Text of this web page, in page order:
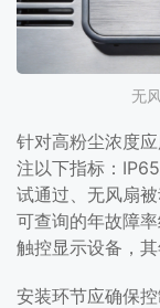
无
针对高粉尘浓度
注以下指标：
试通过、无风扇
可查询的年故障
触控显示设备，
安装环节应确保